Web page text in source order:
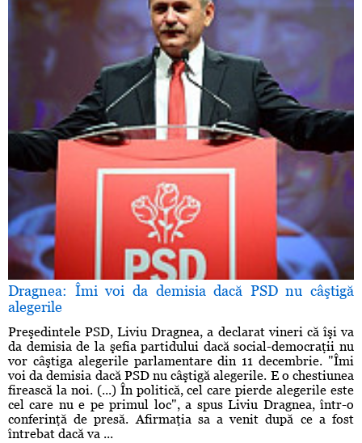
Dragnea: Îmi voi da demisia dacă PSD nu câştigă
alegerile
Preşedintele PSD, Liviu Dragnea, a declarat vineri că îşi va
da demisia de la şefia partidului dacă social-democraţii nu
vor câştiga alegerile parlamentare din 11 decembrie. "Îmi
voi da demisia dacă PSD nu câştigă alegerile. E o chestiunea
firească la noi. (...) În politică, cel care pierde alegerile este
cel care nu e pe primul loc", a spus Liviu Dragnea, într-o
conferinţă de presă. Afirmaţia sa a venit după ce a fost
întrebat dacă va ...